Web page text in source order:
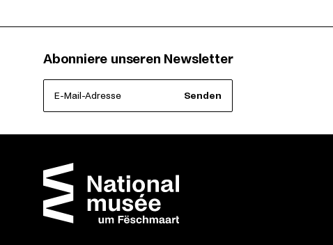
Abonniere unseren Newsletter
E-Mail-Adresse Senden